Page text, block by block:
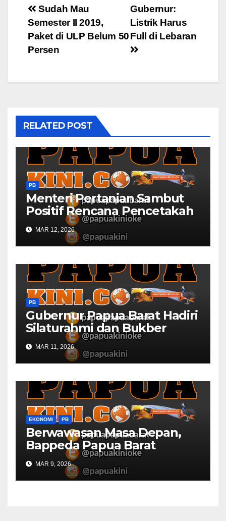
Post
navigation
Gubernur:
Listrik Harus
Full di Lebaran
Sudah Mau
Semester II 2019,
Paket di ULP Belum 50
Persen
RELATED POST
PB
Menteri Pertanian Sambut
Positif Rencana Pencetakah
Sawah dan Ladang di Papua
Barat
MAR 12, 2026
PB
Gubernur Papua Barat Hadiri
Silaturahmi dan Bukber
Bersama DPR RI dan
Mendagri di IPDN
MAR 11, 2026
EKONOMI PB
Berwawasan Masa Depan,
Bappeda Papua Barat
Konsultasi Publik RKPD 2027
MAR 9, 2026